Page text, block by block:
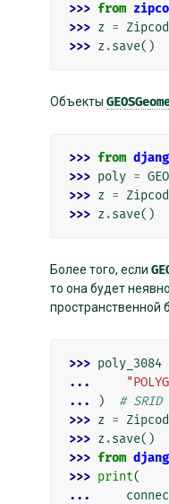
>>> from
>>> z =
>>> z .save()
Объекты
>>> from
>>> poly =
>>> z =
>>> z .save()
Более того, если
то она будет
пространственной
>>> poly_3084
...
...
)
#
>>> z =
>>> z .save()
>>> from
>>> print(
...